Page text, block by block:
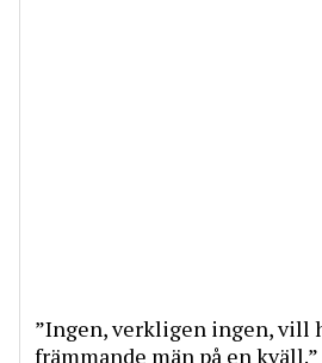
”Ingen, verkligen ingen, vill
främmande män på en kväll.”